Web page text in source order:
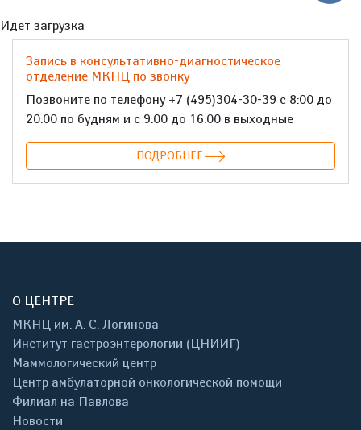
Идет загрузка
Запись в консультативно-диагностическое
отделение МКНЦ по звонку
Позвоните по телефону +7 (495)304-30-39 с 8:00 до
20:00 по будням и с 9:00 до 16:00 в выходные
ПОДРОБНЕЕ
О ЦЕНТРЕ
МКНЦ им. А. С. Логинова
Институт гастроэнтерологии (ЦНИИГ)
Маммологический центр
Центр амбулаторной онкологической помощи
Филиал на Павлова
Новости